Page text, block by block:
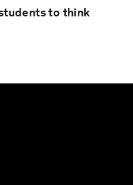
to think